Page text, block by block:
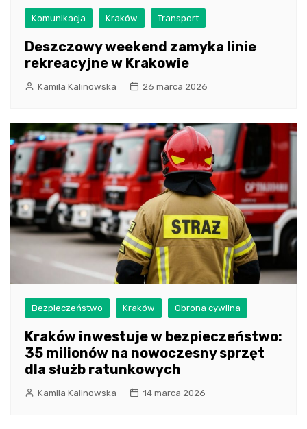
Komunikacja Kraków Transport
Deszczowy weekend zamyka linie
rekreacyjne w Krakowie
Kamila Kalinowska 26 marca 2026
Bezpieczeństwo Kraków Obrona cywilna
Kraków inwestuje w bezpieczeństwo:
35 milionów na nowoczesny sprzęt
dla służb ratunkowych
Kamila Kalinowska 14 marca 2026